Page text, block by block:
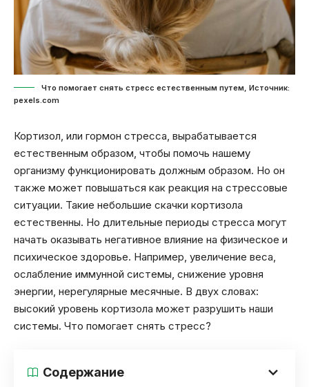
Что помогает снять стресс естественным путем, Источник:
pexels.com
Кортизол, или гормон стресса, вырабатывается
естественным образом, чтобы помочь нашему
организму функционировать должным образом. Но он
также может повышаться как реакция на стрессовые
ситуации. Такие небольшие скачки кортизола
естественны. Но длительные периоды стресса могут
начать оказывать негативное влияние на физическое и
психическое здоровье. Например, увеличение веса,
ослабление иммунной системы, снижение уровня
энергии, нерегулярные месячные. В двух словах:
высокий уровень кортизола может разрушить наши
системы. Что помогает снять стресс?
Содержание